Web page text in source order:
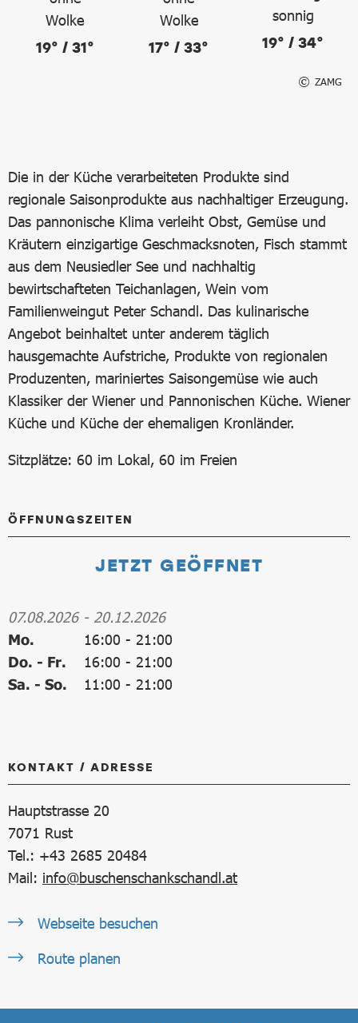
19° / 31° 17° / 33° 19° / 34°
ZAMG
Die in der Küche verarbeiteten Produkte sind
regionale Saisonprodukte aus nachhaltiger Erzeugung.
Das pannonische Klima verleiht Obst, Gemüse und
Kräutern einzigartige Geschmacksnoten, Fisch stammt
aus dem Neusiedler See und nachhaltig
bewirtschafteten Teichanlagen, Wein vom
Familienweingut Peter Schandl. Das kulinarische
Angebot beinhaltet unter anderem täglich
hausgemachte Aufstriche, Produkte von regionalen
Produzenten, mariniertes Saisongemüse wie auch
Klassiker der Wiener und Pannonischen Küche. Wiener
Küche und Küche der ehemaligen Kronländer.
Sitzplätze: 60 im Lokal, 60 im Freien
ÖFFNUNGSZEITEN
JETZT GEÖFFNET
07.08.2026- 20.12.2026
Mo.
16:00 - 21:00
Do. - Fr.
16:00 - 21:00
Sa. - So.
11:00 - 21:00
KONTAKT / ADRESSE
Hauptstrasse 20
7071 Rust
Tel.: +43 2685 20484
Mail: info@buschenschankschandl.at
Webseite besuchen
Route planen